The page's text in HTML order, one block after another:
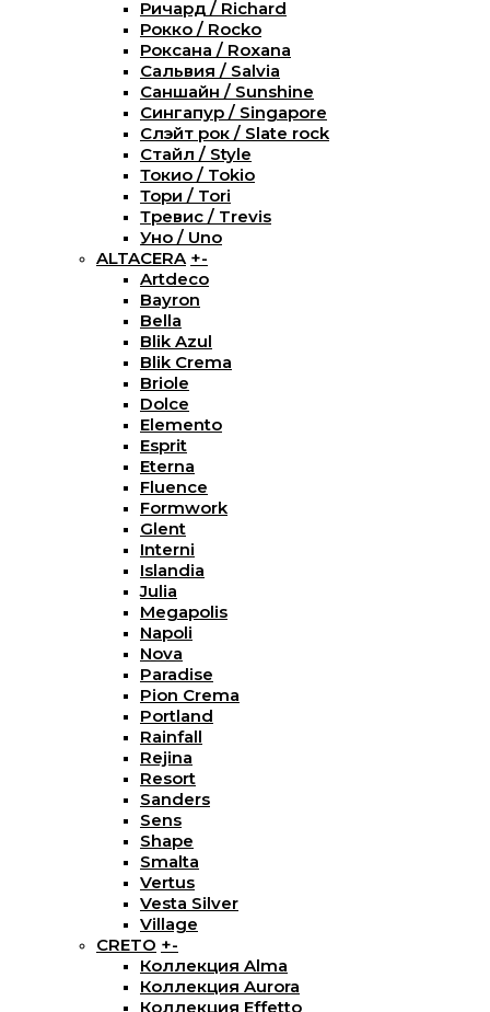
Ричард / Richard
Рокко / Rocko
Роксана / Roxana
Сальвия / Salvia
Саншайн / Sunshine
Сингапур / Singapore
Слэйт рок / Slate rock
Стайл / Style
Токио / Tokio
Тори / Tori
Тревис / Trevis
Уно / Uno
ALTACERA +-
Artdeco
Bayron
Bella
Blik Azul
Blik Crema
Briole
Dolce
Elemento
Esprit
Eterna
Fluence
Formwork
Glent
Interni
Islandia
Julia
Megapolis
Napoli
Nova
Paradise
Pion Crema
Portland
Rainfall
Rejina
Resort
Sanders
Sens
Shape
Smalta
Vertus
Vesta Silver
Village
CRETO +-
Коллекция Alma
Коллекция Aurora
Коллекция Effetto